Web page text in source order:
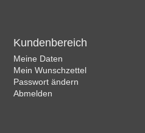
Kundenbereich
Meine Daten
Mein Wunschzettel
Passwort ändern
Abmelden